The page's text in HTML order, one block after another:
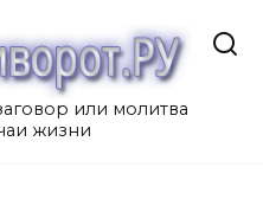
или молитва
жизни